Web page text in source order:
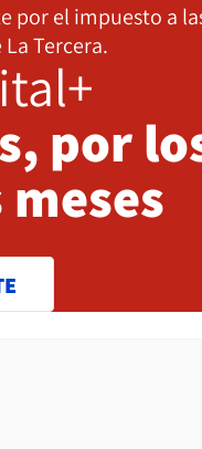
por el impuesto a
Tercera.
por